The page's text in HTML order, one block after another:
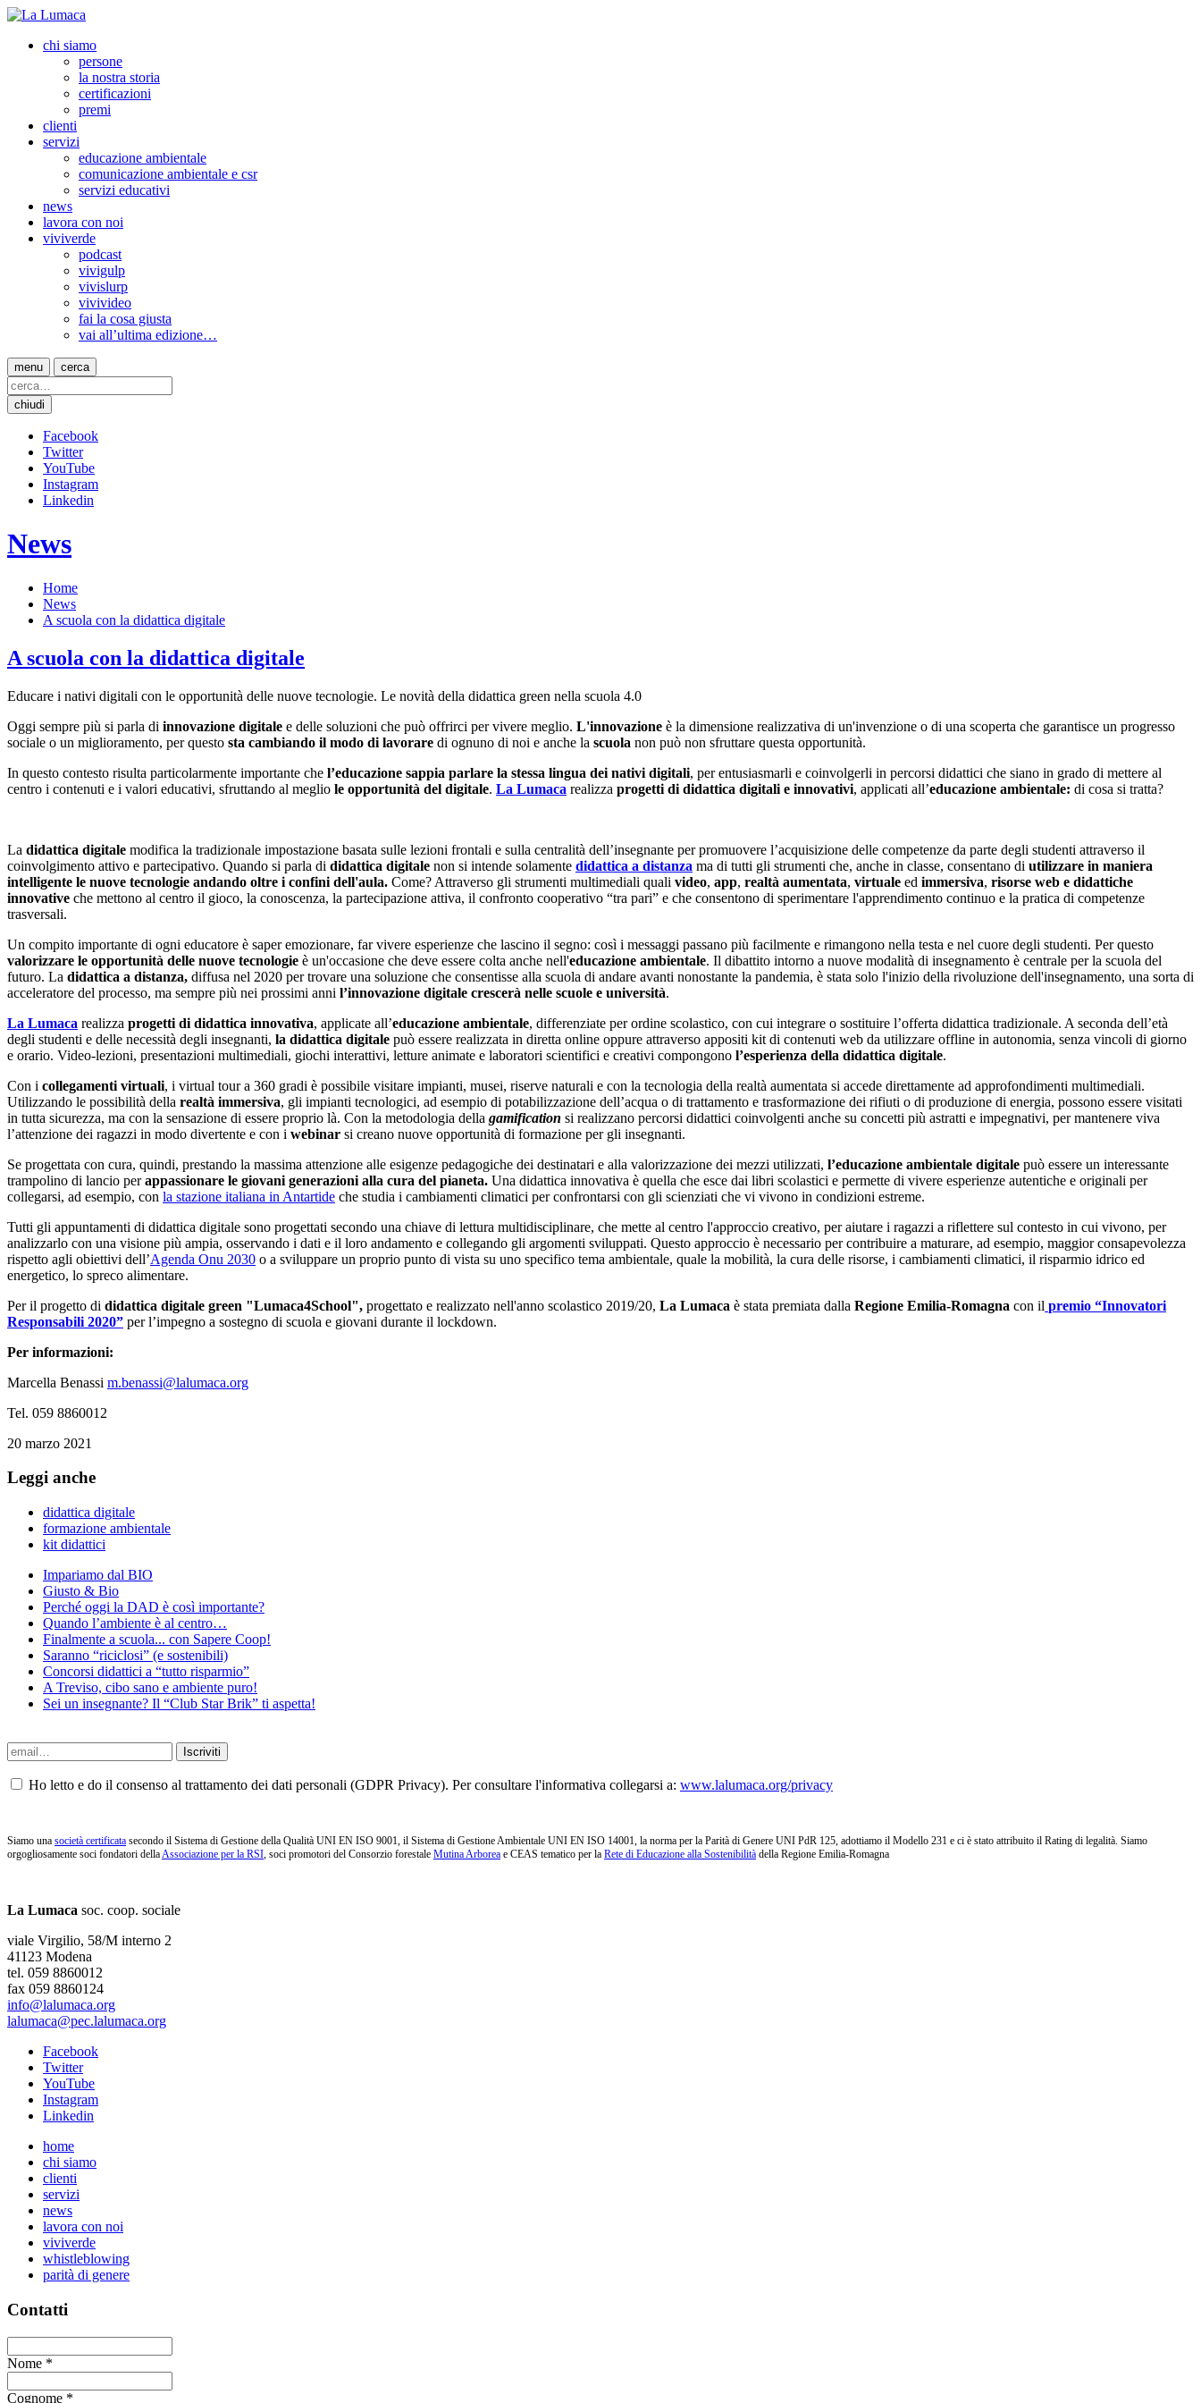
chi siamo
persone
la nostra storia
certificazioni
premi
clienti
servizi
educazione ambientale
comunicazione ambientale e csr
servizi educativi
news
lavora con noi
viviverde
podcast
vivigulp
vivislurp
vivivideo
fai la cosa giusta
vai all’ultima edizione…
menu cerca
chiudi
Facebook
Twitter
YouTube
Instagram
Linkedin
News
Home
News
A scuola con la didattica digitale
A scuola con la didattica digitale
Educare i nativi digitali con le opportunità delle nuove tecnologie. Le novità della didattica green nella scuola 4.0
Oggi sempre più si parla di innovazione digitale e delle soluzioni che può offrirci per vivere meglio. L'innovazione è la dimensione realizzativa di un'invenzione o di una scoperta che garantisce un progresso
sociale o un miglioramento, per questo sta cambiando il modo di lavorare di ognuno di noi e anche la scuola non può non sfruttare questa opportunità.
In questo contesto risulta particolarmente importante che l’educazione sappia parlare la stessa lingua dei nativi digitali, per entusiasmarli e coinvolgerli in percorsi didattici che siano in grado di mettere al
centro i contenuti e i valori educativi, sfruttando al meglio le opportunità del digitale. La Lumaca realizza progetti di didattica digitali e innovativi, applicati all’educazione ambientale: di cosa si tratta?
La didattica digitale modifica la tradizionale impostazione basata sulle lezioni frontali e sulla centralità dell’insegnante per promuovere l’acquisizione delle competenze da parte degli studenti attraverso il
coinvolgimento attivo e partecipativo. Quando si parla di didattica digitale non si intende solamente didattica a distanza ma di tutti gli strumenti che, anche in classe, consentano di utilizzare in maniera
intelligente le nuove tecnologie andando oltre i confini dell'aula. Come? Attraverso gli strumenti multimediali quali video, app, realtà aumentata, virtuale ed immersiva, risorse web e didattiche
innovative che mettono al centro il gioco, la conoscenza, la partecipazione attiva, il confronto cooperativo “tra pari” e che consentono di sperimentare l'apprendimento continuo e la pratica di competenze
trasversali.
Un compito importante di ogni educatore è saper emozionare, far vivere esperienze che lascino il segno: così i messaggi passano più facilmente e rimangono nella testa e nel cuore degli studenti. Per questo
valorizzare le opportunità delle nuove tecnologie è un'occasione che deve essere colta anche nell'educazione ambientale. Il dibattito intorno a nuove modalità di insegnamento è centrale per la scuola del
futuro. La didattica a distanza, diffusa nel 2020 per trovare una soluzione che consentisse alla scuola di andare avanti nonostante la pandemia, è stata solo l'inizio della rivoluzione dell'insegnamento, una sorta di
acceleratore del processo, ma sempre più nei prossimi anni l’innovazione digitale crescerà nelle scuole e università.
La Lumaca realizza progetti di didattica innovativa, applicate all’educazione ambientale, differenziate per ordine scolastico, con cui integrare o sostituire l’offerta didattica tradizionale. A seconda dell’età
degli studenti e delle necessità degli insegnanti, la didattica digitale può essere realizzata in diretta online oppure attraverso appositi kit di contenuti web da utilizzare offline in autonomia, senza vincoli di giorno
e orario. Video-lezioni, presentazioni multimediali, giochi interattivi, letture animate e laboratori scientifici e creativi compongono l’esperienza della didattica digitale.
Con i collegamenti virtuali, i virtual tour a 360 gradi è possibile visitare impianti, musei, riserve naturali e con la tecnologia della realtà aumentata si accede direttamente ad approfondimenti multimediali.
Utilizzando le possibilità della realtà immersiva, gli impianti tecnologici, ad esempio di potabilizzazione dell’acqua o di trattamento e trasformazione dei rifiuti o di produzione di energia, possono essere visitati
in tutta sicurezza, ma con la sensazione di essere proprio là. Con la metodologia della gamification si realizzano percorsi didattici coinvolgenti anche su concetti più astratti e impegnativi, per mantenere viva
l’attenzione dei ragazzi in modo divertente e con i webinar si creano nuove opportunità di formazione per gli insegnanti.
Se progettata con cura, quindi, prestando la massima attenzione alle esigenze pedagogiche dei destinatari e alla valorizzazione dei mezzi utilizzati, l’educazione ambientale digitale può essere un interessante
trampolino di lancio perappassionare le giovani generazioni alla cura del pianeta. Una didattica innovativa è quella che esce dai libri scolastici e permette di vivere esperienze autentiche e originali per
collegarsi, ad esempio, con la stazione italiana in Antartide che studia i cambiamenti climatici per confrontarsi con gli scienziati che vi vivono in condizioni estreme.
Tutti gli appuntamenti di didattica digitale sono progettati secondo una chiave di lettura multidisciplinare, che mette al centro l'approccio creativo, per aiutare i ragazzi a riflettere sul contesto in cui vivono, per
analizzarlo con una visione più ampia, osservando i dati e il loro andamento e collegando gli argomenti sviluppati. Questo approccio è necessario per contribuire a maturare, ad esempio, maggior consapevolezza
rispetto agli obiettivi dell’Agenda Onu 2030 o a sviluppare un proprio punto di vista su uno specifico tema ambientale, quale la mobilità, la cura delle risorse, i cambiamenti climatici, il risparmio idrico ed
energetico, lo spreco alimentare.
Per il progetto di didattica digitale green "Lumaca4School", progettato e realizzato nell'anno scolastico 2019/20, La Lumaca è stata premiata dalla Regione Emilia-Romagna con il premio “Innovatori
Responsabili 2020” per l’impegno a sostegno di scuola e giovani durante il lockdown.
Per informazioni:
Marcella Benassi m.benassi@lalumaca.org
Tel. 059 8860012
20 marzo 2021
Leggi anche
didattica digitale
formazione ambientale
kit didattici
Impariamo dal BIO
Giusto & Bio
Perché oggi la DAD è così importante?
Quando l’ambiente è al centro…
Finalmente a scuola... con Sapere Coop!
Saranno “riciclosi” (e sostenibili)
Concorsi didattici a “tutto risparmio”
A Treviso, cibo sano e ambiente puro!
Sei un insegnante? Il “Club Star Brik” ti aspetta!
Ho letto e do il consenso al trattamento dei dati personali (GDPR Privacy). Per consultare l'informativa collegarsi a: www.lalumaca.org/privacy
Siamo una società certificata secondo il Sistema di Gestione della Qualità UNI EN ISO 9001, il Sistema di Gestione Ambientale UNI EN ISO 14001, la norma per la Parità di Genere UNI PdR 125, adottiamo il Modello 231 e ci è stato attribuito il Rating di legalità. Siamo
orgogliosamente soci fondatori dellaAssociazione per la RSI, soci promotori del Consorzio forestale Mutina Arborea e CEAS tematico per la Rete di Educazione alla Sostenibilità della Regione Emilia-Romagna
La Lumaca soc. coop. sociale
viale Virgilio, 58/M interno 2
41123 Modena
tel. 059 8860012
fax 059 8860124
info@lalumaca.org
lalumaca@pec.lalumaca.org
Facebook
Twitter
YouTube
Instagram
Linkedin
home
chi siamo
clienti
servizi
news
lavora con noi
viviverde
whistleblowing
parità di genere
Contatti
Nome *
Cognome *